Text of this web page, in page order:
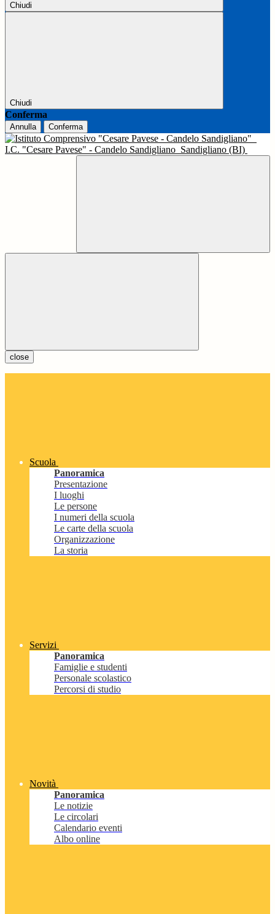
Chiudi
Chiudi
Conferma
Annulla Conferma
I.C. "Cesare Pavese" - Candelo Sandigliano Sandigliano (BI)
close
Scuola
Panoramica
Presentazione
I luoghi
Le persone
I numeri della scuola
Le carte della scuola
Organizzazione
La storia
Servizi
Panoramica
Famiglie e studenti
Personale scolastico
Percorsi di studio
Novità
Panoramica
Le notizie
Le circolari
Calendario eventi
Albo online